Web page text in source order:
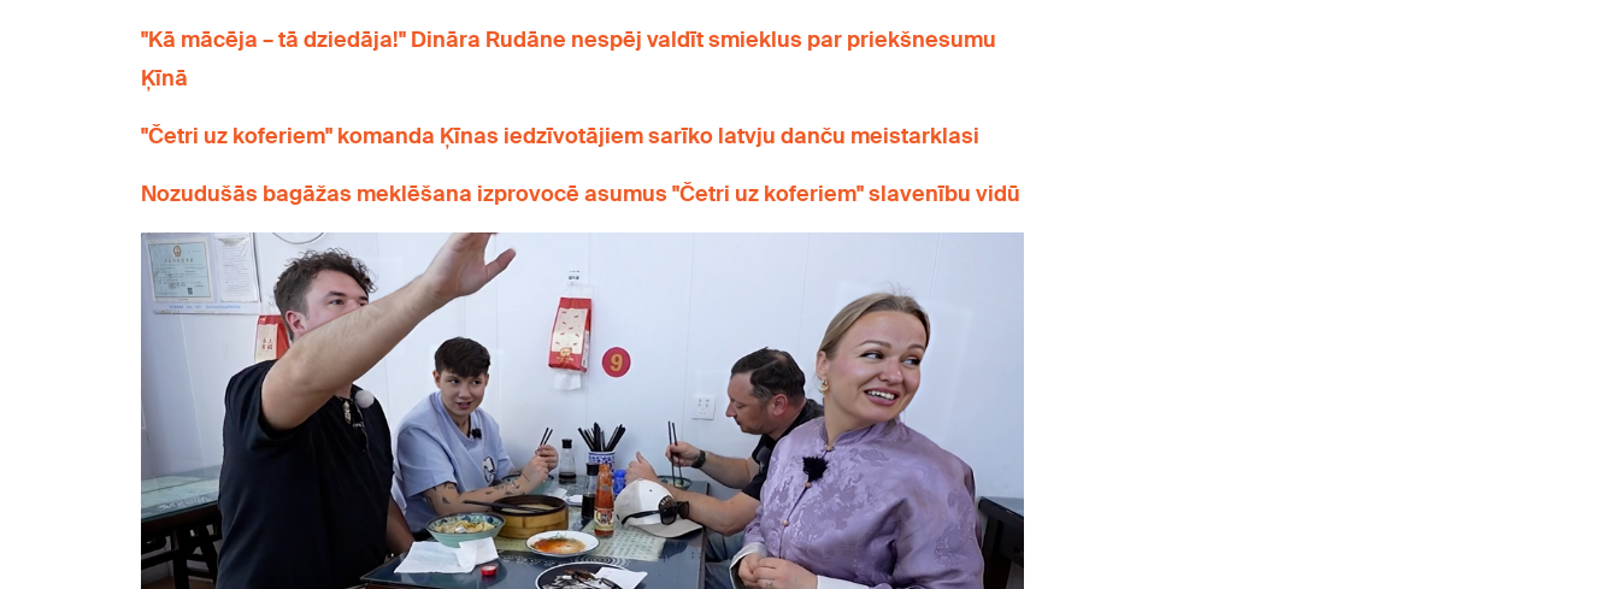
"Kā mācēja – tā dziedāja!" Dināra Rudāne nespēj valdīt smieklus par priekšnesumu
Ķīnā
"Četri uz koferiem" komanda Ķīnas iedzīvotājiem sarīko latvju danču meistarklasi
Nozudušās bagāžas meklēšana izprovocē asumus "Četri uz koferiem" slavenību vidū